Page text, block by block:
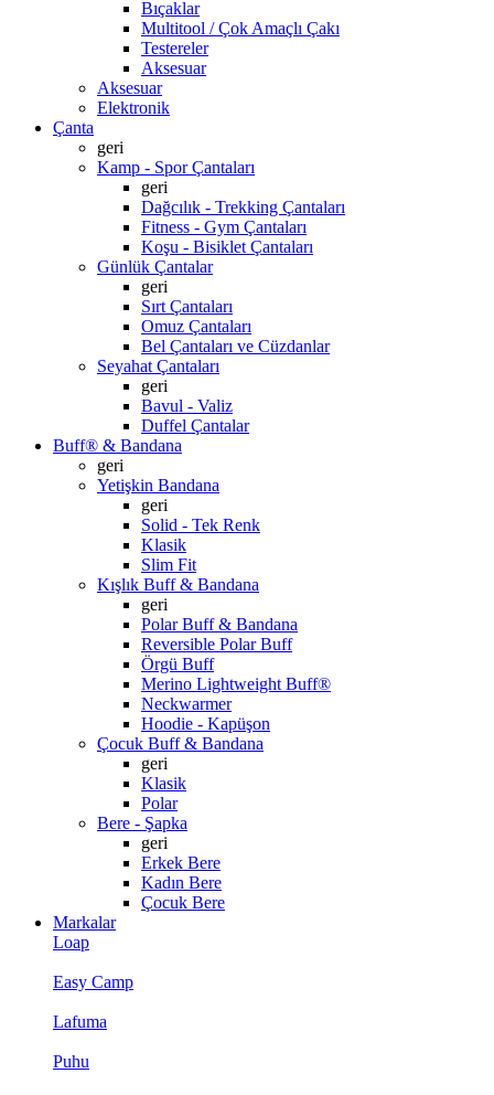
Bıçaklar
Multitool / Çok Amaçlı Çakı
Testereler
Aksesuar
Aksesuar
Elektronik
Çanta
geri
Kamp - Spor Çantaları
geri
Dağcılık - Trekking Çantaları
Fitness - Gym Çantaları
Koşu - Bisiklet Çantaları
Günlük Çantalar
geri
Sırt Çantaları
Omuz Çantaları
Bel Çantaları ve Cüzdanlar
Seyahat Çantaları
geri
Bavul - Valiz
Duffel Çantalar
Buff® & Bandana
geri
Yetişkin Bandana
geri
Solid - Tek Renk
Klasik
Slim Fit
Kışlık Buff & Bandana
geri
Polar Buff & Bandana
Reversible Polar Buff
Örgü Buff
Merino Lightweight Buff®
Neckwarmer
Hoodie - Kapüşon
Çocuk Buff & Bandana
geri
Klasik
Polar
Bere - Şapka
geri
Erkek Bere
Kadın Bere
Çocuk Bere
Markalar
Loap
Easy Camp
Lafuma
Puhu